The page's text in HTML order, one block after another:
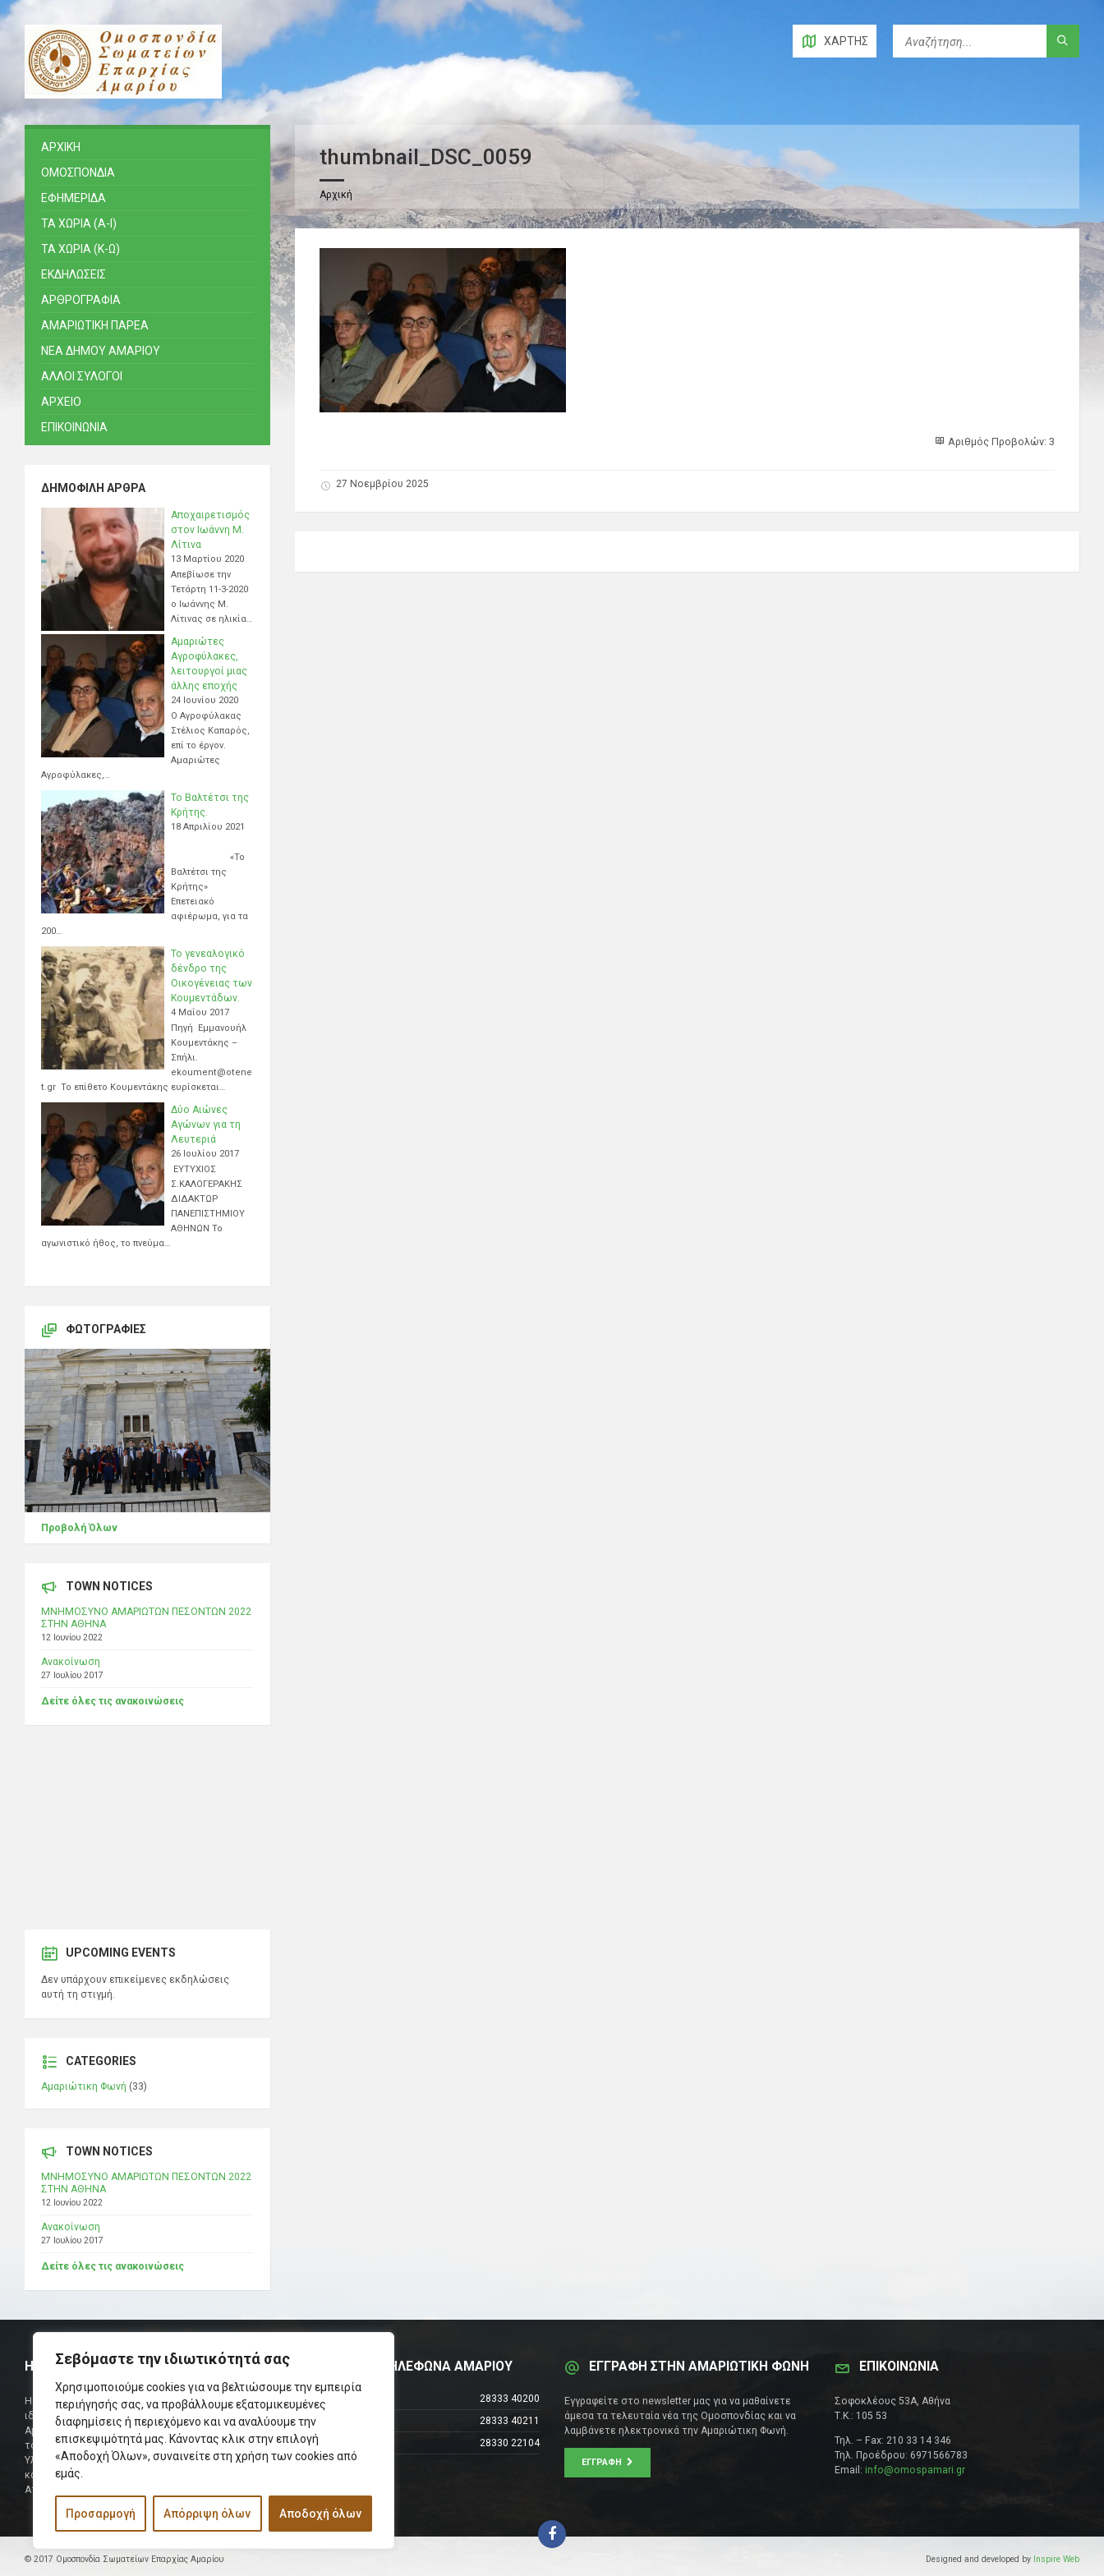
Σεβόμαστε την ιδιωτικότητά σας
Χρησιμοποιούμε cookies για να βελτιώσουμε την εμπειρία
περιήγησής σας, να προβάλλουμε εξατομικευμένες
διαφημίσεις ή περιεχόμενο και να αναλύουμε την
επισκεψιμότητά μας. Κάνοντας κλικ στην επιλογή
«Αποδοχή Όλων», συναινείτε στη χρήση των cookies από
εμάς.
Προσαρμογή Απόρριψη όλων Αποδοχή όλων
ΧΆΡΤΗΣ
thumbnail_DSC_0059
Αρχική
Αριθμός Προβολών: 3
27 Νοεμβρίου 2025
ΑΡΧΙΚΗ
ΟΜΟΣΠΟΝΔΙΑ
ΕΦΗΜΕΡΙΔΑ
ΤΑ ΧΩΡΙΑ (Α-Ι)
ΤΑ ΧΩΡΙΑ (Κ-Ω)
ΕΚΔΗΛΩΣΕΙΣ
ΑΡΘΡΟΓΡΑΦΙΑ
ΑΜΑΡΙΩΤΙΚΗ ΠΑΡΕΑ
ΝΕΑ ΔΗΜΟΥ ΑΜΑΡΙΟΥ
ΑΛΛΟΙ ΣΥΛΟΓΟΙ
ΑΡΧΕΙΟ
ΕΠΙΚΟΙΝΩΝΙΑ
ΔΗΜΟΦΙΛΉ ΆΡΘΡΑ
Αποχαιρετισμός
στον Ιωάννη Μ.
Λίτινα
13 Μαρτίου 2020
Απεβίωσε την
Τετάρτη 11-3-2020
ο Ιωάννης Μ.
Λίτινας σε ηλικία…
Αμαριώτες
Αγροφύλακες,
λειτουργοί μιας
άλλης εποχής
24 Ιουνίου 2020
Ο Αγροφύλακας
Στέλιος Καπαρός,
επί το έργον.
Αμαριώτες
Αγροφύλακες,…
Το Βαλτέτσι της
Κρήτης.
18 Απριλίου 2021
«Το
Βαλτέτσι της
Κρήτης»
Επετειακό
αφιέρωμα, για τα
200…
Το γενεαλογικό
δένδρο της
Οικογένειας των
Κουμεντάδων.
4 Μαΐου 2017
Πηγή Εμμανουήλ
Κουμεντάκης –
Σπήλι.
ekoument@otene
t.gr Το επίθετο Κουμεντάκης ευρίσκεται…
Δύο Αιώνες
Αγώνων για τη
Λευτεριά
26 Ιουλίου 2017
ΕΥΤΥΧΙΟΣ
Σ.ΚΑΛΟΓΕΡΑΚΗΣ
ΔΙΔΑΚΤΩΡ
ΠΑΝΕΠΙΣΤΗΜΙΟΥ
ΑΘΗΝΩΝ Το
αγωνιστικό ήθος, το πνεύμα…
ΦΩΤΟΓΡΑΦΊΕΣ
Προβολή Όλων
TOWN NOTICES
ΜΝΗΜΟΣΥΝΟ ΑΜΑΡΙΩΤΩΝ ΠΕΣΟΝΤΩΝ 2022
ΣΤΗΝ ΑΘΗΝΑ
12 Ιουνίου 2022
Ανακοίνωση
27 Ιουλίου 2017
Δείτε όλες τις ανακοινώσεις
UPCOMING EVENTS
Δεν υπάρχουν επικείμενες εκδηλώσεις
αυτή τη στιγμή.
CATEGORIES
Αμαριώτικη Φωνή (33)
TOWN NOTICES
ΜΝΗΜΟΣΥΝΟ ΑΜΑΡΙΩΤΩΝ ΠΕΣΟΝΤΩΝ 2022
ΣΤΗΝ ΑΘΗΝΑ
12 Ιουνίου 2022
Ανακοίνωση
27 Ιουλίου 2017
Δείτε όλες τις ανακοινώσεις
Η ΟΜΟΣΠΟΝΔΙΑ
Η Ομοσπονδία Σωματείων Επαρχίας Αμαρίου
ιδρύθηκε και πήρε τη θέση της Ένωσης
Αμαριωτών, που λειτουργούσε από το 1966 μέχρι
το 1984.
Υλοποιήθηκε σε συνεργασία των μελών του Δ.Σ
και των Δ.Σ των Αμαριώτικων Σωματείων της
Αττικής.
ΧΡΗΣΙΜΑ ΤΗΛΕΦΩΝΑ ΑΜΑΡΙΟΥ
Τηλεφωνικό Κέντρο
28333 40200
Δήμαρχος
28333 40211
Φαξ
28330 22104
ΕΓΓΡΑΦΗ ΣΤΗΝ ΑΜΑΡΙΩΤΙΚΗ ΦΩΝΗ
Εγγραφείτε στο newsletter μας για να μαθαίνετε
άμεσα τα τελευταία νέα της Ομοσπονδίας και να
λαμβάνετε ηλεκτρονικά την Αμαριώτικη Φωνή.
ΕΓΓΡΑΦΉ
ΕΠΙΚΟΙΝΩΝΊΑ
Σοφοκλέους 53Α, Αθήνα
Τ.Κ.: 105 53
Τηλ. – Fax: 210 33 14 346
Τηλ. Προέδρου: 6971566783
Email: info@omospamari.gr
© 2017 Ομοσπονδία Σωματείων Επαρχίας Αμαρίου Designed and developed by Inspire Web